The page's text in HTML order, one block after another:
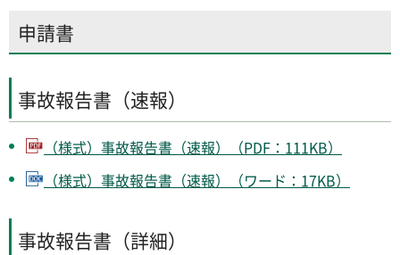
申請書
事故報告書（速報）
（様式）事故報告書（速報）（PDF：111KB）
（様式）事故報告書（速報）（ワード：17KB）
事故報告書（詳細）